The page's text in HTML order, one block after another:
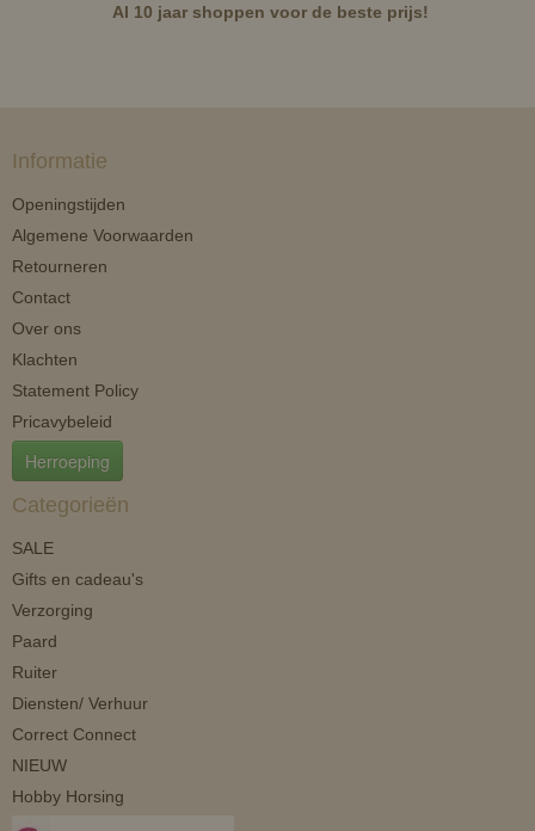
Al 10 jaar shoppen voor de beste prijs!
Informatie
Openingstijden
Algemene Voorwaarden
Retourneren
Contact
Over ons
Klachten
Statement Policy
Pricavybeleid
Herroeping
Categorieën
SALE
Gifts en cadeau's
Verzorging
Paard
Ruiter
Diensten/ Verhuur
Correct Connect
NIEUW
Hobby Horsing